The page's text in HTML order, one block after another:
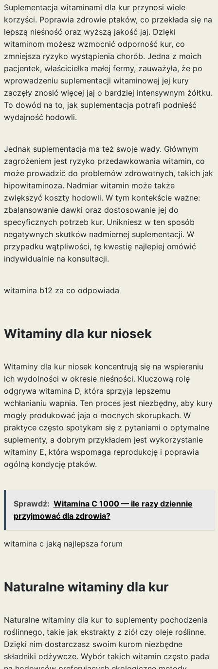
Suplementacja witaminami dla kur przynosi wiele
korzyści. Poprawia zdrowie ptaków, co przekłada się na
lepszą nieśność oraz wyższą jakość jaj. Dzięki
witaminom możesz wzmocnić odporność kur, co
zmniejsza ryzyko wystąpienia chorób. Jedna z moich
pacjentek, właścicielka małej fermy, zauważyła, że po
wprowadzeniu suplementacji witaminowej jej kury
zaczęły znosić więcej jaj o bardziej intensywnym żółtku.
To dowód na to, jak suplementacja potrafi podnieść
wydajność hodowli.
Jednak suplementacja ma też swoje wady. Głównym
zagrożeniem jest ryzyko przedawkowania witamin, co
może prowadzić do problemów zdrowotnych, takich jak
hipowitaminoza. Nadmiar witamin może także
zwiększyć koszty hodowli. W tym kontekście ważne:
zbalansowanie dawki oraz dostosowanie jej do
specyficznych potrzeb kur. Unikniesz w ten sposób
negatywnych skutków nadmiernej suplementacji. W
przypadku wątpliwości, tę kwestię najlepiej omówić
indywidualnie na konsultacji.
witamina b12 za co odpowiada
Witaminy dla kur niosek
Witaminy dla kur niosek koncentrują się na wspieraniu
ich wydolności w okresie nieśności. Kluczową rolę
odgrywa witamina D, która sprzyja lepszemu
wchłanianiu wapnia. Ten proces jest niezbędny, aby kury
mogły produkować jaja o mocnych skorupkach. W
praktyce często spotykam się z pytaniami o optymalne
suplementy, a dobrym przykładem jest wykorzystanie
witaminy E, która wspomaga reprodukcję i poprawia
ogólną kondycję ptaków.
Sprawdź: Witamina C 1000 — ile razy dziennie
przyjmować dla zdrowia?
witamina c jaką najlepsza forum
Naturalne witaminy dla kur
Naturalne witaminy dla kur to suplementy pochodzenia
roślinnego, takie jak ekstrakty z ziół czy oleje roślinne.
Dzięki nim dostarczasz swoim kurom niezbędne
składniki odżywcze. Wybór takich witamin często pada